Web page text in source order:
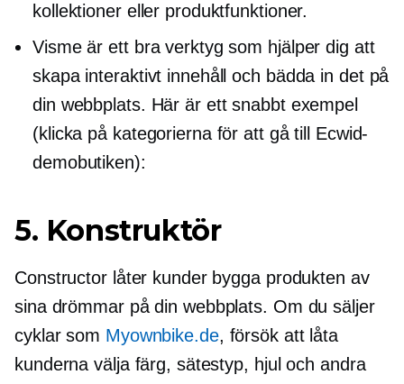
kollektioner eller produktfunktioner.
Visme är ett bra verktyg som hjälper dig att
skapa interaktivt innehåll och bädda in det på
din webbplats. Här är ett snabbt exempel
(klicka på kategorierna för att gå till Ecwid-
demobutiken):
5. Konstruktör
Constructor låter kunder bygga produkten av
sina drömmar på din webbplats. Om du säljer
cyklar som Myownbike.de, försök att låta
kunderna välja färg, sätestyp, hjul och andra